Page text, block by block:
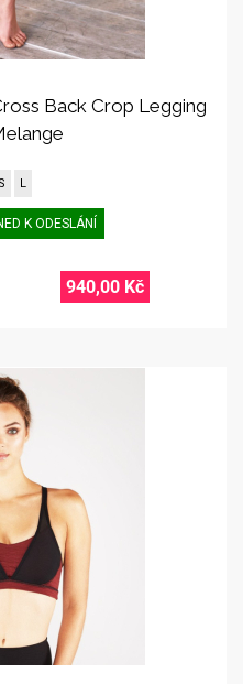
Back Crop Legging
S L
K ODESLÁNÍ
940,00 Kč